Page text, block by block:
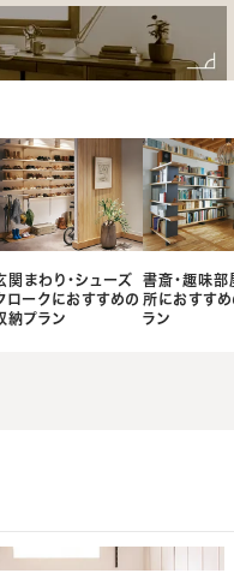
関まわり・シューズ
ロークにおすすめの
納プラン
書斎・趣味部
所におすす
ラン